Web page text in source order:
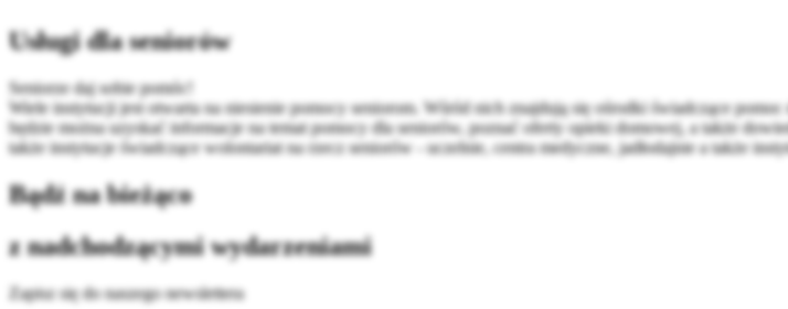
Usługi dla seniorów
Seniorze daj sobie pomóc!
Wiele instytucji jest otwarta na niesienie pomocy seniorom. Wśród nich znajdują się ośrodki świadczące
będzie można uzyskać informacje na temat pomocy dla seniorów, poznać oferty opieki domowej, a także
także instytucje świadczące wolontariat na rzecz seniorów - uczelnie, centra medyczne, jadłodajnie a także
Bądź na bieżąco
z nadchodzącymi wydarzeniami
Zapisz się do naszego newslettera